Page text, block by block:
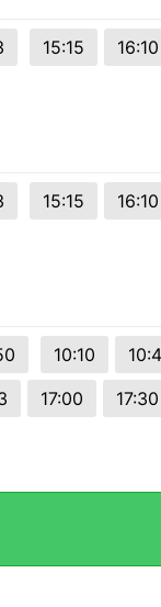
15:15 16:10
15:15 16:10
10:10
17:00 17:30